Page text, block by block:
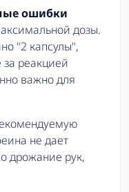
ошибки
дозы.
"2 капсулы",
реакцией
важно для
не дает
дрожание рук,